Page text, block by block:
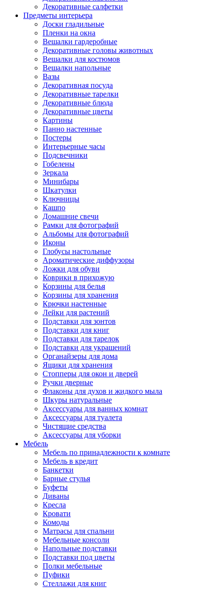
Декоративные салфетки
Предметы интерьера
Доски гладильные
Пленки на окна
Вешалки гардеробные
Декоративные головы животных
Вешалки для костюмов
Вешалки напольные
Вазы
Декоративная посуда
Декоративные тарелки
Декоративные блюда
Декоративные цветы
Картины
Панно настенные
Постеры
Интерьерные часы
Подсвечники
Гобелены
Зеркала
Минибары
Шкатулки
Ключницы
Кашпо
Домашние свечи
Рамки для фотографий
Альбомы для фотографий
Иконы
Глобусы настольные
Ароматические диффузоры
Ложки для обуви
Коврики в прихожую
Корзины для белья
Корзины для хранения
Крючки настенные
Лейки для растений
Подставки для зонтов
Подставки для книг
Подставки для тарелок
Подставки для украшений
Органайзеры для дома
Ящики для хранения
Стопперы для окон и дверей
Ручки дверные
Флаконы для духов и жидкого мыла
Шкуры натуральные
Аксессуары для ванных комнат
Аксессуары для туалета
Чистящие средства
Аксессуары для уборки
Мебель
Мебель по принадлежности к комнате
Мебель в кредит
Банкетки
Барные стулья
Буфеты
Диваны
Кресла
Кровати
Комоды
Матрасы для спальни
Мебельные консоли
Напольные подставки
Подставки под цветы
Полки мебельные
Пуфики
Стеллажи для книг